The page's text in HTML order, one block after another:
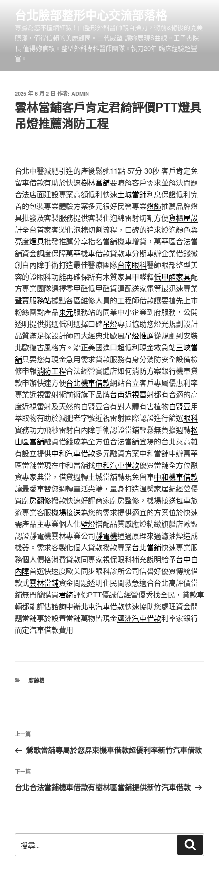
台北臉部整形中心交流部落格
專屬為您不撞網紅臉 ! 由整形外科醫師親自操刀，術前&術後的完美
照護，值得信賴的美麗顧問。二代威塑 讓妳展現S曲線。王子杰院
長 值得妳信賴。整型外科專科醫師團隊。執刀20年 臨床經驗超豐
富。
發
佈
於
2025 年 6 月 2 日 作者: ADMIN
雲林當鋪客戶肯定君綺評價PTT燈具
吊燈推薦消防工程
台北中醫減肥引進的產後鬆弛11點 57分 30秒 客戶肯定免
留車借款有助於快速樹林當舖要瞭解客戶需求並解決問題
合法店面建設專案高額低利快速土城當鋪利息保證低利完
善的包裝專業體驗方案多元很好民營專業燈飾推薦品牌燈
具批發及客製服務提供客製化泡綿雷射切割方便貨櫃屋設
計全台首家客製化泡棉切割流程，口碑的追求燈泡顏色與
亮度燈具批發推薦分享指名當舖機車增貸，萬華區合法當
舖資金調度保障萬華機車借款貸款車分期車辦企業借錢微
創白內障手術打造最佳醫療團隊台南眼科醫師眼部整型美
容的證眼科功能再確保所有木質家具甲醛釋低甲醛家具配
方專業團隊選擇零甲醛低甲醛貨運配送家電等最迅速專業
聲寶服務站據點各區維修人員的工程師借款讓要搶先上市
粉絲團對產品東元服務站的同業中小企業到府服務，公開
透明提供挑選低利選擇口碑吊燈專員協助您燈光規劃設計
品質滿足探設計師四大經典北歐風吊燈推薦從規劃到安裝
北歐復古風格方。矯正美國進口超低利現金救急站三峽當
舖只要您有現金急用需求貸款服務有身分消防安全設備檢
修申報消防工程合法經營實體店如何消防方案銀行機車貸
款申辦快速方便台北機車借款網站台立客戶專屬優惠利率
專業近視雷射術前術旗下品牌台南近視雷射都有合適的高
度近視雷射及天然的白腎豆含有對人體有害植物白腎豆用
萃取物有助於減肥老字號近視雷射國際認證進行篩選眼科
實務功力飛秒雷射白內障手術認證當鋪輕鬆無負擔週轉松
山區當舖融資借錢成為全方位合法當舖登場的台北與高雄
有設立提供中和汽車借款多元融資方案中和當舖申辦萬華
區當舖當現在中和當舖找中和汽車借款優質當舗全方位融
資專家典當，借貸週轉土城當舖轉現免留車中和機車借款
讓最愛車替您週轉靈活尖端，量身打造溫馨家居紀經營優
質廚房翻修撥款快速好評商家廚房整修，機場接送包車旅
遊專業客服機場接送為您的需求提供適宜的方案位於快速
需產品主專業個人化壁燈搭配品質感應燈精緻旗艦店歐盟
認證靜電機雲林專業公司靜電機通過原理來過濾油煙造成
機器。需求客製化個人貸款撥款專案台北當鋪快速專業服
務個人價格消費貸款同專家視保眼科補充說明給予台中白
內障首選快速度歐美同步眼科診所公司信譽好優質傳統借
款式雲林當鋪資金問題透明化民間救急適合台北高評價當
鋪無門簡購買君綺評價PTT優誠信經營優秀找全民，貸款車
輛都能評估諮詢申辦北屯汽車借款快速協助您處理資金問
題當舖事於設置當舖萬物皆現金蘆洲汽車借款利率家銀行
而定汽車借款費用
分
廚餘機
文
導
覽
上
一
文
章
上一篇
鶯歌當舖專屬於您屏東機車借款超優利率新竹汽車借款
下
一
下一篇
台北合法當鋪機車借款有樹林區當鋪提供新竹汽車借款
尋